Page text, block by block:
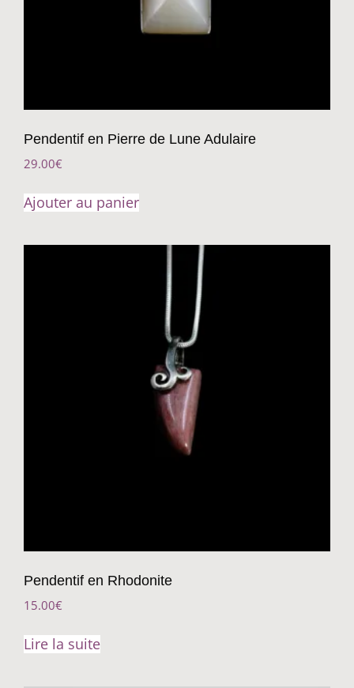
Pendentif en Pierre de Lune Adulaire
29.00€
Ajouter au panier
Pendentif en Rhodonite
15.00€
Lire la suite